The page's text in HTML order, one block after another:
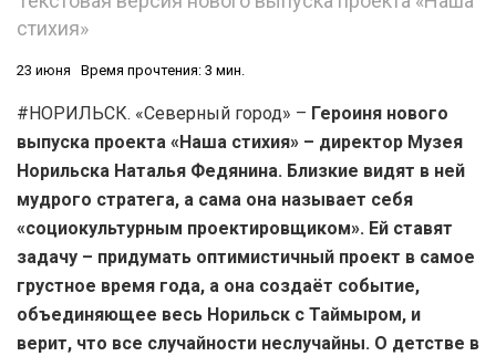
стихия»
23 июня Время прочтения: 3 мин.
#НОРИЛЬСК. «Северный город» – Героиня нового
выпуска проекта «Наша стихия» – директор Музея
Норильска Наталья Федянина. Близкие видят в ней
мудрого стратега, а сама она называет себя
«социокультурным проектировщиком». Ей ставят
задачу – придумать оптимистичный проект в самое
грустное время года, а она создаёт событие,
объединяющее весь Норильск с Таймыром, и
верит, что все случайности неслучайны. О детстве в